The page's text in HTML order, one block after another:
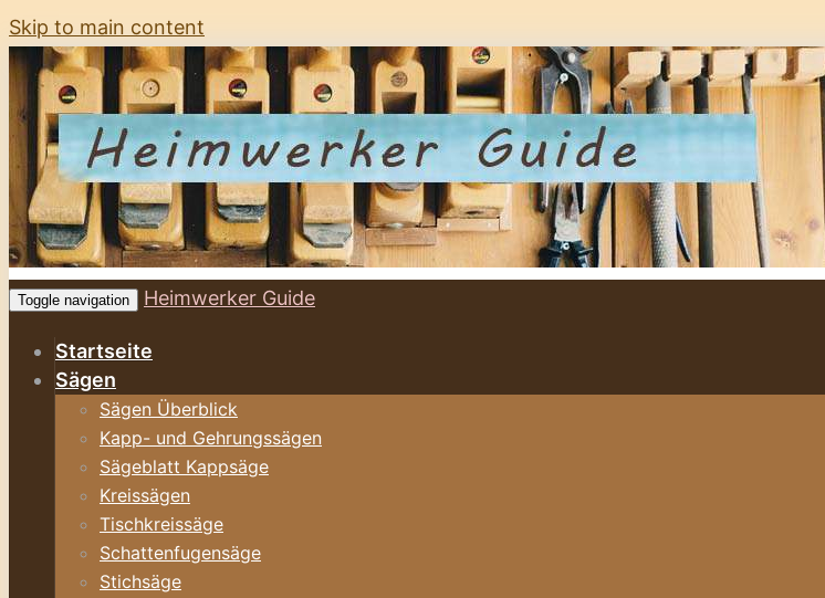
Skip to main content
Toggle navigation Heimwerker Guide
Startseite
Sägen
Sägen Überblick
Kapp- und Gehrungssägen
Sägeblatt Kappsäge
Kreissägen
Tischkreissäge
Schattenfugensäge
Stichsäge